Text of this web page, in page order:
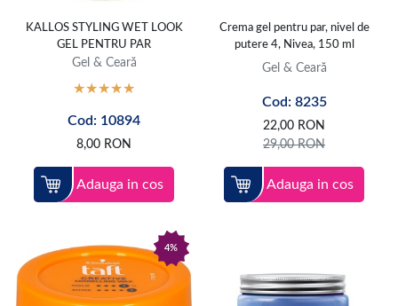
KALLOS STYLING WET LOOK
GEL PENTRU PAR
Gel & Ceară
Cod: 10894
8,00 RON
Adauga in cos
Crema gel pentru par, nivel de
putere 4, Nivea, 150 ml
Gel & Ceară
Cod: 8235
22,00 RON
29,00RON
Adauga in cos
4%